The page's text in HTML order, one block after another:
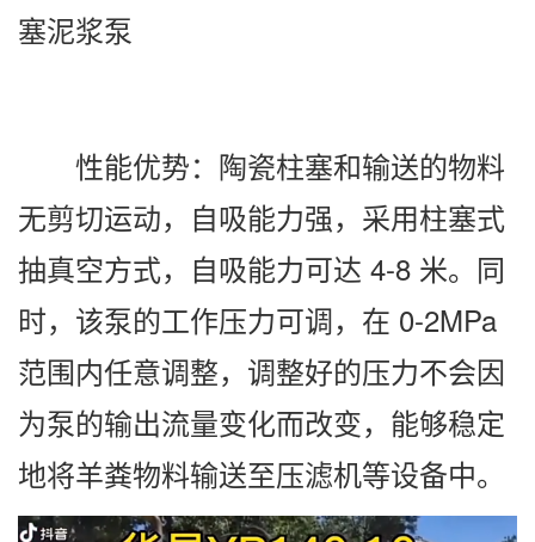
塞泥浆泵
性能优势：陶瓷柱塞和输送的物料
无剪切运动，自吸能力强，采用柱塞式
抽真空方式，自吸能力可达 4-8 米。同
时，该泵的工作压力可调，在 0-2MPa
范围内任意调整，调整好的压力不会因
为泵的输出流量变化而改变，能够稳定
地将羊粪物料输送至压滤机等设备中。